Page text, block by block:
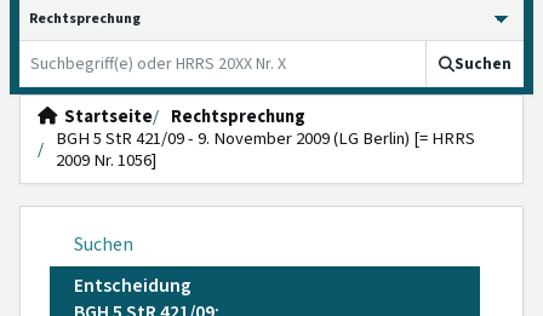
HRRS durchsuchen
Suchen
Startseite
Rechtsprechung
BGH 5 StR 421/09 - 9. November 2009 (LG Berlin) [= HRRS
2009 Nr. 1056]
Suchen
Entscheidung